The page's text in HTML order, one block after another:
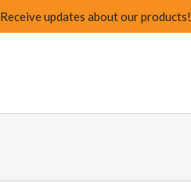
Receive updates about our products!